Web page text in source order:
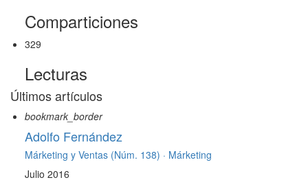
Comparticiones
329
Lecturas
Últimos artículos
bookmark_border
Adolfo Fernández
Márketing y Ventas (Núm. 138) · Márketing
Julio 2016